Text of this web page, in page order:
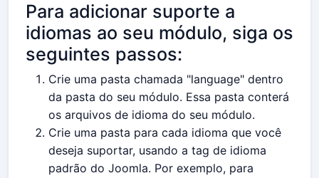
Para adicionar suporte a
idiomas ao seu módulo, siga os
seguintes passos:
Crie uma pasta chamada "language" dentro
da pasta do seu módulo. Essa pasta conterá
os arquivos de idioma do seu módulo.
Crie uma pasta para cada idioma que você
deseja suportar, usando a tag de idioma
padrão do Joomla. Por exemplo, para